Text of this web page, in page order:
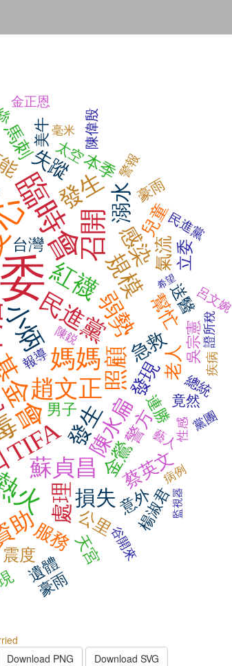
臨時會召開
TIFA
民進黨
處理
蘇貞昌
陳水扁警方
蔡英文
吳宗憲
金正恩
藝人性感
呂文婉
陳鋭
炳
發生
損失
溺水
失蹤
急救
送醫
遺體
台灣
意外
楊淑君
美牛
豪雨
火
紅襪
金鶯
馬刺
本季
天宮
連勝
男子
太空
發現
立委
竟然
陳偉殷
總統
報導
民進黨
谷開來
黨團
證所稅
監視器
希望
會媽媽
趙文正
弱勢
照顧
助
幫忙
服務
老人
兒童
規模
發生
感染氣流
公里
震度
豪雨
警報
疾病
病例
毫米
Download PNG Download SVG